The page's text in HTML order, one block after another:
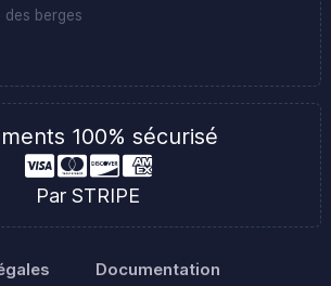
des berges
100% sécurisé
Par STRIPE
Documentation